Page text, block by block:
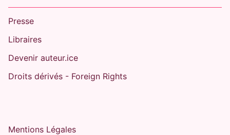
Presse
Libraires
Devenir auteur.ice
Droits dérivés - Foreign Rights
Mentions Légales